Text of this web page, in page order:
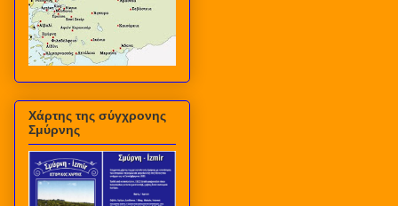
Χάρτης της σύγχρονης
Σμύρνης